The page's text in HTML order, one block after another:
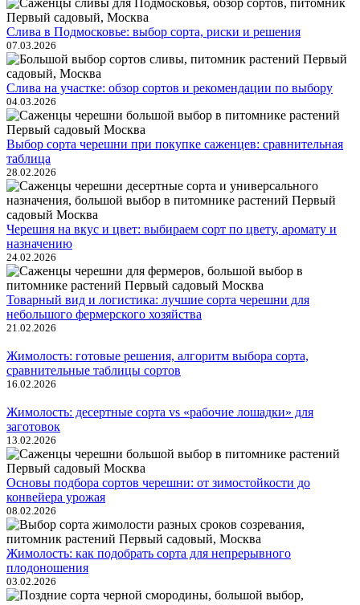
Слива в Подмосковье: выбор сорта, риски и решения
07.03.2026
Слива на участке: обзор сортов и рекомендации по выбору
04.03.2026
Выбор сорта черешни при покупке саженцев: сравнительная
таблица
28.02.2026
Черешня на вкус и цвет: выбираем сорт по цвету, аромату и
назначению
24.02.2026
Товарный вид и логистика: лучшие сорта черешни для
небольшого фермерского хозяйства
21.02.2026
Жимолость: готовые решения, алгоритм выбора сорта,
сравнительные таблицы сортов
16.02.2026
Жимолость: десертные сорта vs «рабочие лошадки» для
заготовок
13.02.2026
Основы подбора сортов черешни: от зимостойкости до
конвейера урожая
08.02.2026
Жимолость: как подобрать сорта для непрерывного
плодоношения
03.02.2026